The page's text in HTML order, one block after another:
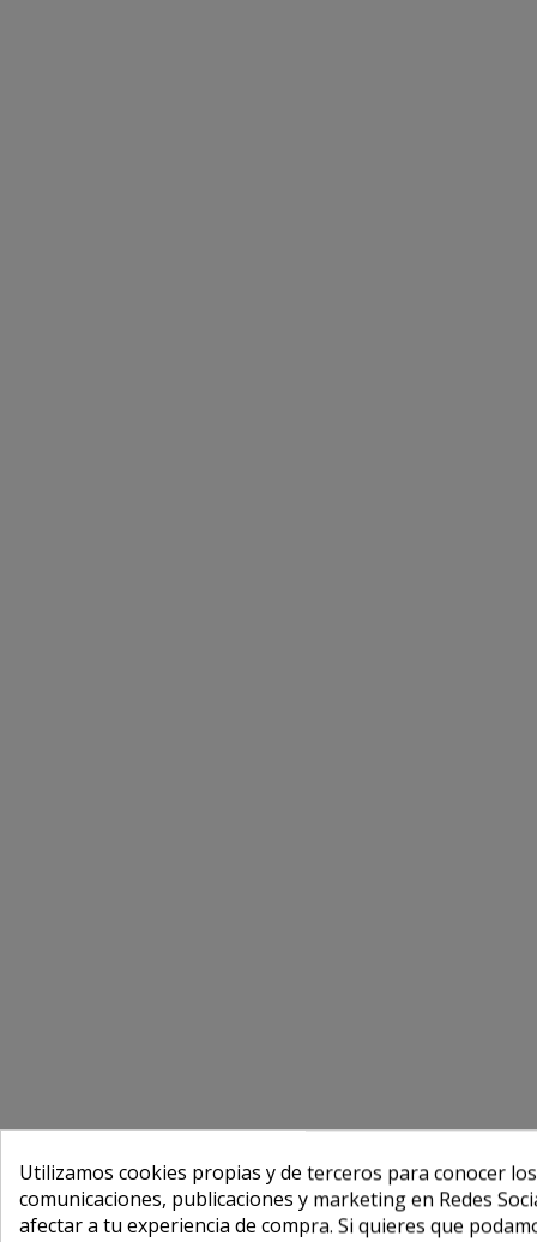
Utilizamos cookies propias y de terceros para conocer
comunicaciones, publicaciones y marketing en Redes
afectar a tu experiencia de compra. Si quieres que